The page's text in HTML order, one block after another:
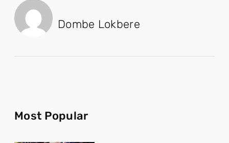
Dombe Lokbere
Most Popular